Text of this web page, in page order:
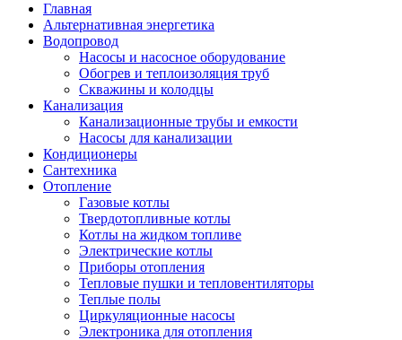
Главная
Альтернативная энергетика
Водопровод
Насосы и насосное оборудование
Обогрев и теплоизоляция труб
Скважины и колодцы
Канализация
Канализационные трубы и емкости
Насосы для канализации
Кондиционеры
Сантехника
Отопление
Газовые котлы
Твердотопливные котлы
Котлы на жидком топливе
Электрические котлы
Приборы отопления
Тепловые пушки и тепловентиляторы
Теплые полы
Циркуляционные насосы
Электроника для отопления